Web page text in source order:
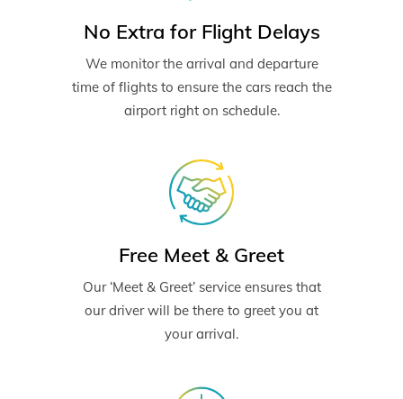
No Extra for Flight Delays
We monitor the arrival and departure
time of flights to ensure the cars reach the
airport right on schedule.
Free Meet & Greet
Our ‘Meet & Greet’ service ensures that
our driver will be there to greet you at
your arrival.